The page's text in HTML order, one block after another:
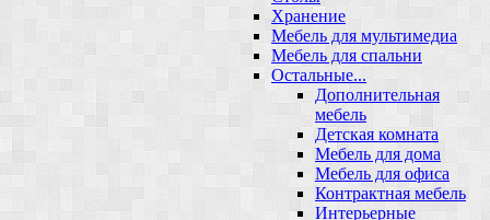
Хранение
Мебель для мультимедиа
Мебель для спальни
Остальные...
Дополнительная
мебель
Детская комната
Мебель для дома
Мебель для офиса
Контрактная мебель
Интерьерные